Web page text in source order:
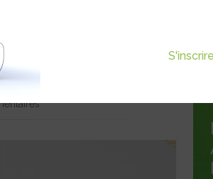
FOR SMART
S'inscrire